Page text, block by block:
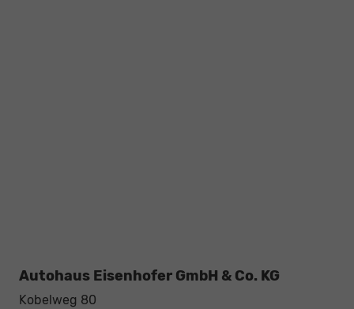
Autohaus Eisenhofer GmbH & Co. KG
Kobelweg 80